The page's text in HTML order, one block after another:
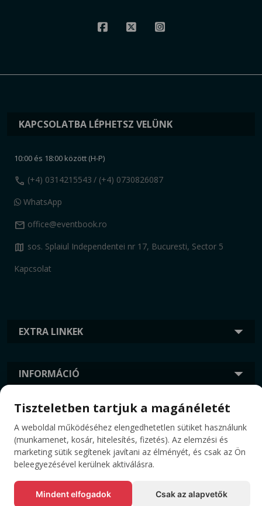
EXTRA LINKEK
INFORMÁCIÓ
KAPCSOLATBA LÉPHETSZ VELÜNK
10:00 és 18:00 között (H-P)
call (+4) 0314215543 / (+4) 0730826087
WhatsApp
mail office@eventbook.ro
map sos. Splaiul Independentei nr 17, Bucuresti, Sector 5
Kapcsolat
CÍMKÉK
Tiszteletben tartjuk a magánéletét
A weboldal működéséhez elengedhetetlen sütiket használunk
(munkamenet, kosár, hitelesítés, fizetés). Az elemzési és
marketing sütik segítenek javítani az élményét, és csak az Ön
beleegyezésével kerülnek aktiválásra.
Mindent elfogadok Csak az alapvetők